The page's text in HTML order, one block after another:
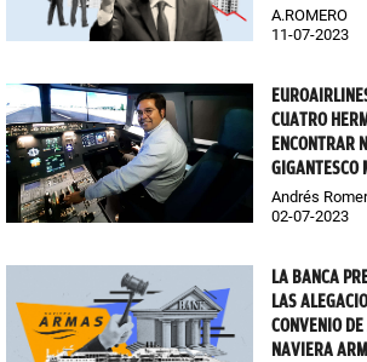
A.ROMERO
11-07-2023
CUATRO
ENCONTRAR
GIGANTESCO
Andrés
02-07-2023
LA BANCA
LAS
CONVENIO
NAVIERA